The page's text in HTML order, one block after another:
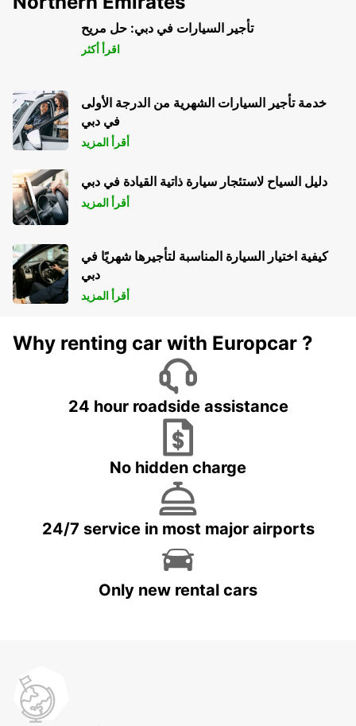
تأجير السيارات في دبي: حل مريح
اقرأ أكثر
خدمة تأجير السيارات الشهرية من الدرجة الأولى
في دبي
أقرأ المزيد
دليل السياح لاستئجار سيارة ذاتية القيادة في دبي
أقرأ المزيد
كيفية اختيار السيارة المناسبة لتأجيرها شهريًا في
دبي
أقرأ المزيد
Why renting car with Europcar ?
24 hour roadside assistance
No hidden charge
24/7 service in most major airports
Only new rental cars